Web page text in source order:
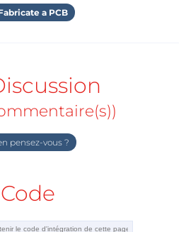
a PCB
pensez-vous ?
Code